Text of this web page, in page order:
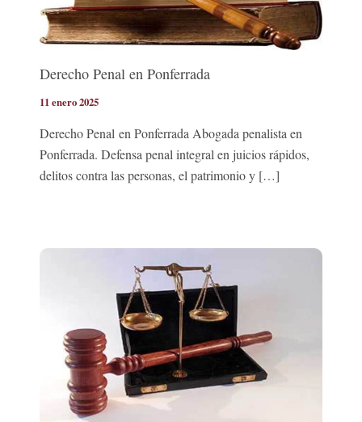
Derecho Penal en Ponferrada
11 enero 2025
Derecho Penal en Ponferrada Abogada penalista en
Ponferrada. Defensa penal integral en juicios rápidos,
delitos contra las personas, el patrimonio y […]